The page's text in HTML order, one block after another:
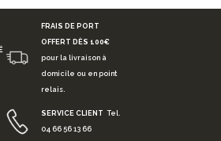
FRAIS DE PORT
OFFERT DÈS 100€
pour la livraison à
domicile ou en point
relais.
SERVICE CLIENT Tel.
04 66 56 13 66